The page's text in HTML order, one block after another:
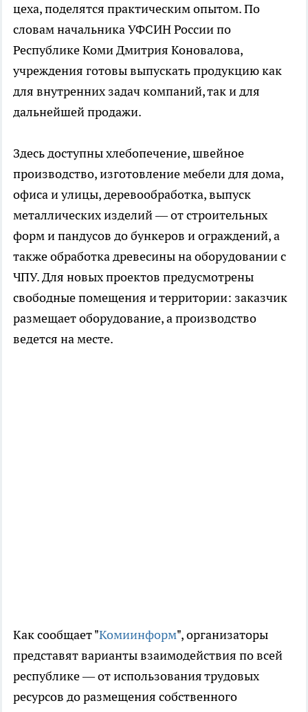
цеха, поделятся практическим опытом. По
словам начальника УФСИН России по
Республике Коми Дмитрия Коновалова,
учреждения готовы выпускать продукцию как
для внутренних задач компаний, так и для
дальнейшей продажи.
Здесь доступны хлебопечение, швейное
производство, изготовление мебели для дома,
офиса и улицы, деревообработка, выпуск
металлических изделий — от строительных
форм и пандусов до бункеров и ограждений, а
также обработка древесины на оборудовании с
ЧПУ. Для новых проектов предусмотрены
свободные помещения и территории: заказчик
размещает оборудование, а производство
ведется на месте.
Как сообщает "Комиинформ", организаторы
представят варианты взаимодействия по всей
республике — от использования трудовых
ресурсов до размещения собственного